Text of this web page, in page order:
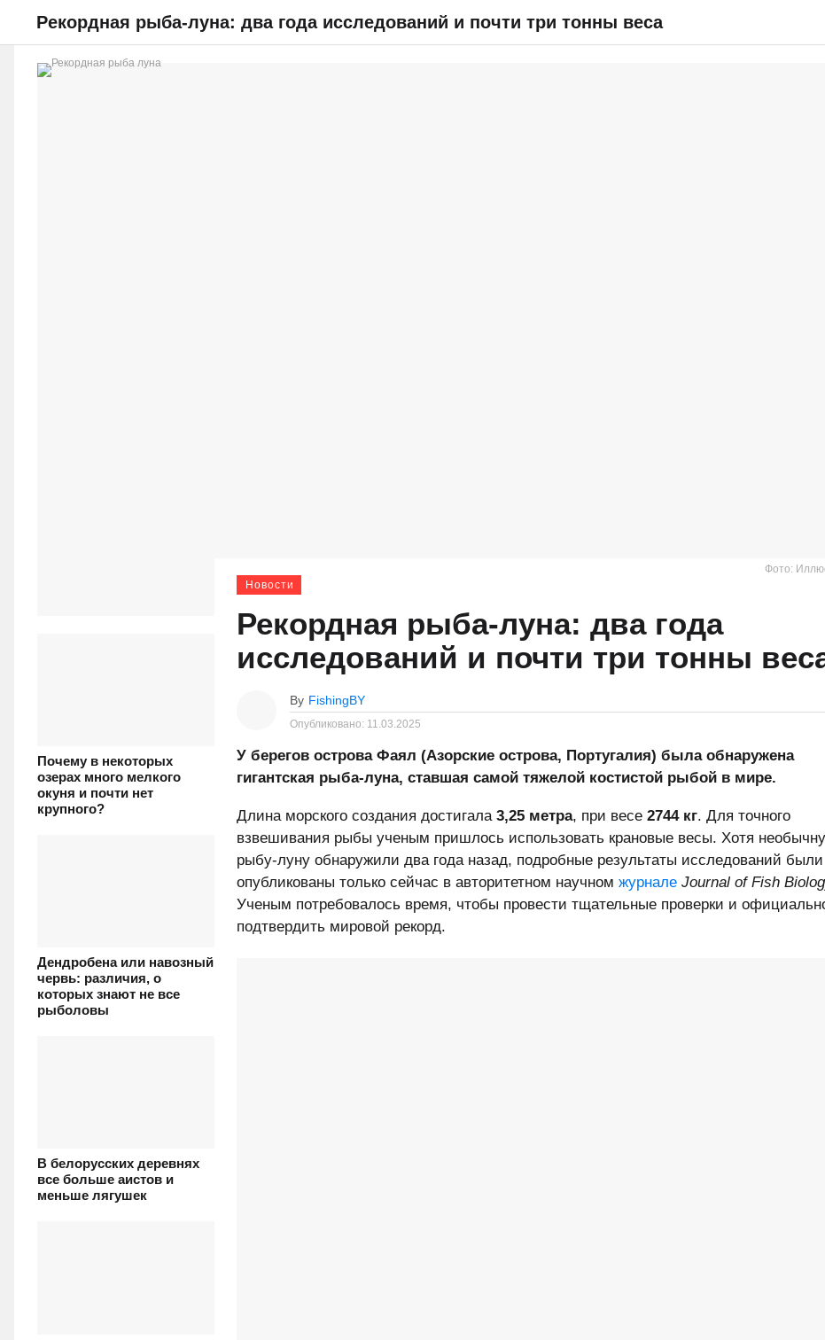
НОВОСТИ СПРАВОЧНИК ВОПРОС & ОТВЕТ ОТЧЕТЫ
Рекордная рыба-луна: два года исследований и почти три тонны веса
Фото:
Почему в некоторых
озерах много мелкого
окуня и почти нет
крупного?
Дендробена или навозный
червь: различия, о
которых знают не все
рыболовы
В белорусских деревнях
все больше аистов и
меньше лягушек
Новости
Рекордная рыба-луна: два года
исследований и почти три тонны
By FishingBY
Опубликовано: 11.03.2025
У берегов острова Фаял (Азорские острова, Португалия) была обнаружена
гигантская рыба-луна, ставшая самой тяжелой костистой рыбой в мире.
Длина морского создания достигала 3,25 метра, при весе 2744 кг. Для точного
взвешивания рыбы ученым пришлось использовать крановые весы. Хотя
рыбу-луну обнаружили два года назад, подробные результаты исследований были
опубликованы только сейчас в авторитетном научном журнале Journal of Fish
Ученым потребовалось время, чтобы провести тщательные проверки и
подтвердить мировой рекорд.